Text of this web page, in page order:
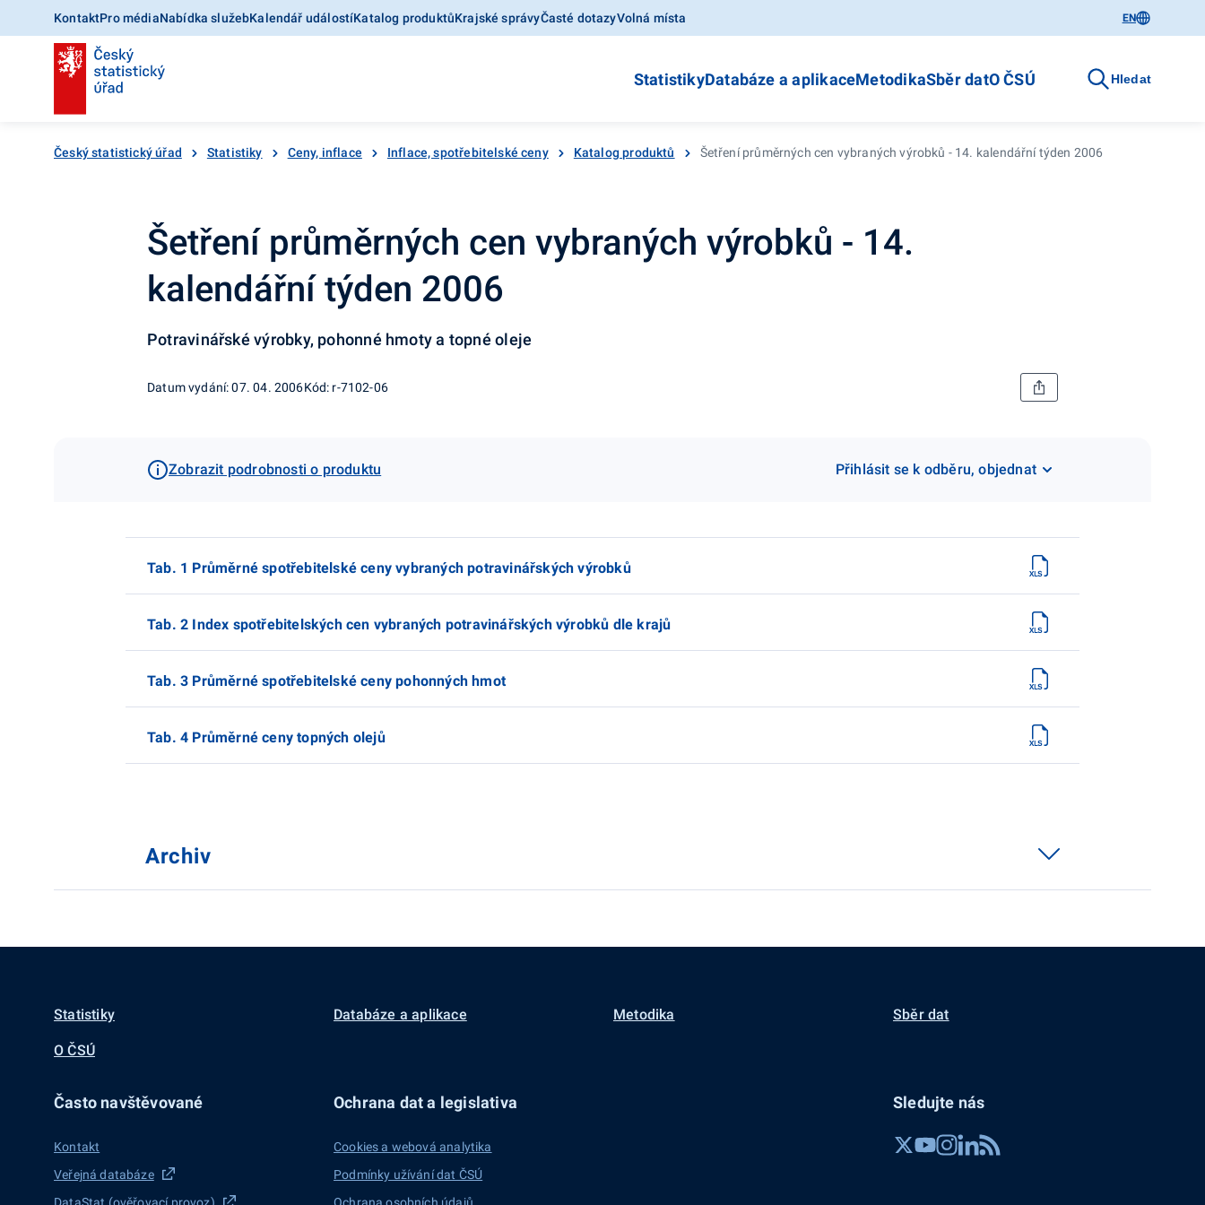
KontaktPro médiaNabídka služebKalendář událostíKatalog produktůKrajské správyČasté dotazyVolná místa EN
StatistikyDatabáze a aplikaceMetodikaSběr datO ČSÚ Hledat
Český statistický úřad Statistiky Ceny, inflace Inflace, spotřebitelské ceny Katalog produktů Šetření průměrných cen vybraných výrobků - 14. kalendářní týden 2006
Šetření průměrných cen vybraných výrobků - 14.
kalendářní týden 2006
Potravinářské výrobky, pohonné hmoty a topné oleje
Datum vydání: 07. 04. 2006Kód: r-7102-06
Zobrazit podrobnosti o produktu Přihlásit se k odběru, objednat
Tab. 1 Průměrné spotřebitelské ceny vybraných potravinářských výrobků
Tab. 2 Index spotřebitelských cen vybraných potravinářských výrobků dle krajů
Tab. 3 Průměrné spotřebitelské ceny pohonných hmot
Tab. 4 Průměrné ceny topných olejů
Archiv
Statistiky Databáze a aplikace Metodika Sběr dat
O ČSÚ
Často navštěvované
Kontakt
Veřejná databáze
Ochrana dat a legislativa
Cookies a webová analytika
Podmínky užívání dat ČSÚ
Sledujte nás